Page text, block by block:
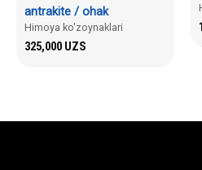
antrakite / ohak
Himoya ko'zoynaklari
325,000 UZS